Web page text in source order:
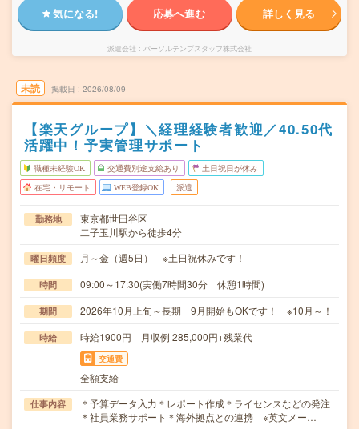
気になる! 応募へ進む 詳しく見る
派遣会社 パーソルテンプスタッフ株式会社
未読 掲載日 2026/08/09
【楽天グループ】＼経理経験者歓迎／40.50代
活躍中！予実管理サポート
職種未経験OK 交通費別途支給あり 土日祝日が休み
在宅・リモート WEB登録OK 派遣
勤務地
東京都世田谷区
二子玉川駅から徒歩4分
曜日頻度 月～金（週5日） ※土日祝休みです！
時間 09:00～17:30(実働7時間30分 休憩1時間)
期間 2026年10月上旬～長期 9月開始もOKです！ ※10月～！
時給 時給1900円 月収例 285,000円+残業代
交通費
全額支給
仕事内容
＊予算データ入力＊レポート作成＊ライセンスなどの発注
＊社員業務サポート＊海外拠点との連携 ※英文メー…